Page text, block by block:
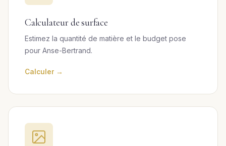
Calculateur de surface
Estimez la quantité de matière et le budget pose
pour Anse-Bertrand.
Calculer →